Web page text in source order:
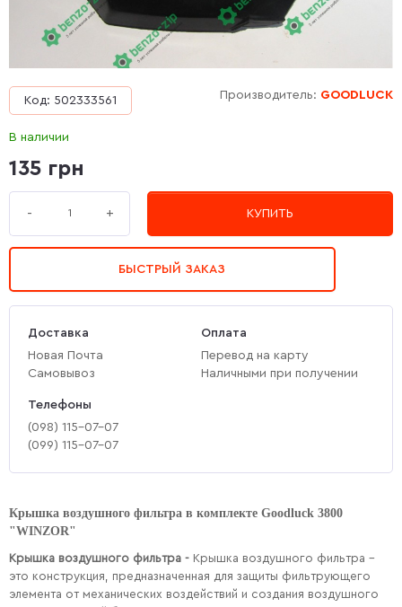
Производитель: GOODLUCK
Код: 502333561
В наличии
135 грн
- + КУПИТЬ
БЫСТРЫЙ ЗАКАЗ
Доставка
Новая Почта
Самовывоз
Оплата
Перевод на карту
Наличными при получении
Телефоны
(‎098) 115-07-07
(‎099) 115-07-07
Крышка воздушного фильтра в комплекте Goodluck 3800
"WINZOR"
Крышка воздушного фильтра - Крышка воздушного фильтра –
это конструкция, предназначенная для защиты фильтрующего
элемента от механических воздействий и создания воздушного